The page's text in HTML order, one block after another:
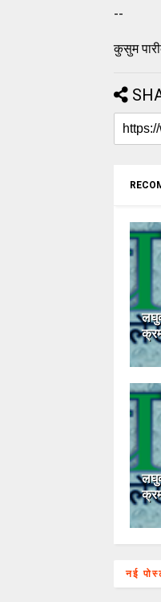
--
कुसुम
नई